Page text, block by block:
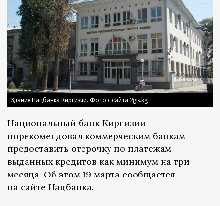
Здание Нацбанка Киргизии. Фото с сайта 2gis.kg
Национальный банк Киргизии
порекомендовал коммерческим банкам
предоставить отсрочку по платежам
выданных кредитов как минимум на три
месяца. Об этом 19 марта сообщается
на сайте Нацбанка.